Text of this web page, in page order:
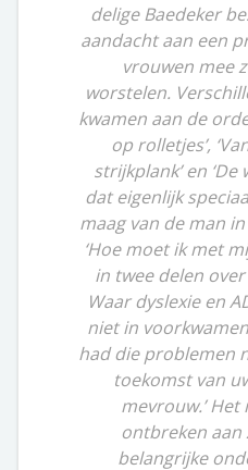
delige Baedeker
aandacht aan een
vrouwen mee
worstelen.
kwamen aan de
op rolletjes’,
strijkplank’ en
dat eigenlijk
maag van de man
‘Hoe moet ik met
in twee delen
Waar dyslexie en
niet in
had die problemen
toekomst van
mevrouw.’
ontbreken aan
belangrijke